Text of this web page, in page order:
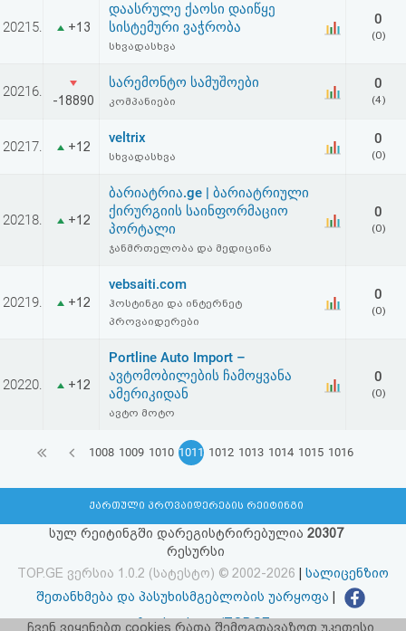
20215. +13
დაასრულე ქაოსი დაიწყე
სისტემური ვაჭრობა
სხვადასხვა
0
(0)
20216.
-18890
სარემონტო სამუშოები
კომპანიები
0
(4)
20217. +12
veltrix
სხვადასხვა
0
(0)
20218. +12
ბარიატრია.ge | ბარიატრიული
ქირურგიის საინფორმაციო
პორტალი
ჯანმრთელობა და მედიცინა
0
(0)
20219. +12
vebsaiti.com
ჰოსტინგი და ინტერნეტ
პროვაიდერები
0
(0)
20220. +12
Portline Auto Import –
ავტომობილების ჩამოყვანა
ამერიკიდან
ავტო მოტო
0
(0)
1008 1009 1010 1011 1012 1013 1014 1015 1016
ქართული პროვაიდერების რეიტინგი
სულ რეიტინგში დარეგისტრირებულია 20307
რესურსი
TOP.GE ვერსია 1.0.2 (სატესტო) © 2002-2026
სალიცენზიო
შეთანხმება და პასუხისმგებლობის უარყოფა
facebook.com/TOP.GE
ჩვენ ვიყენებთ cookies რათა შემოგთავაზოთ უკეთესი